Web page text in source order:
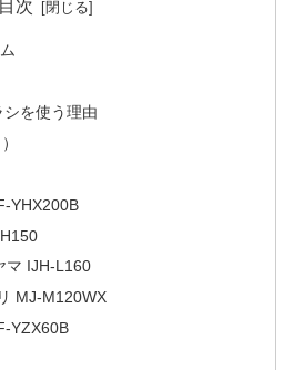
目次
シを使う理由
YHX200B
マ IJH-L160
MJ-M120WX
YZX60B